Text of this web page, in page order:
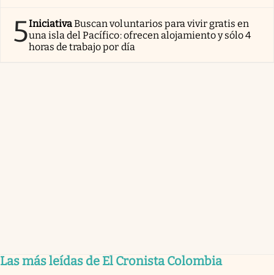
5IniciativaBuscan voluntarios para vivir gratis en
una isla del Pacífico: ofrecen alojamiento y sólo 4
horas de trabajo por día
Las más leídas de El Cronista Colombia